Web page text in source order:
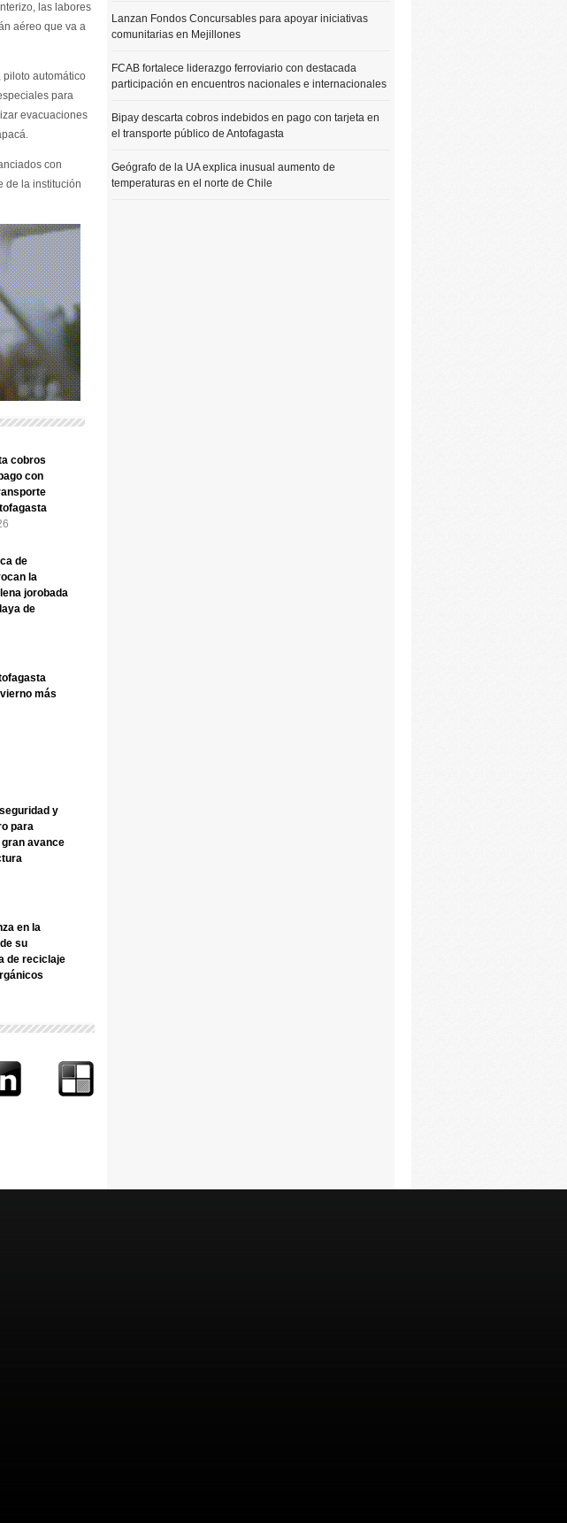
las labores
aéreo que va a
piloto automático
para
evacuaciones
con
de la institución
cobros
con
de
la
jorobada
de
más
y
para
avance
en la
su
de reciclaje
Lanzan Fondos Concursables para apoyar iniciativas
comunitarias en Mejillones
FCAB fortalece liderazgo ferroviario con destacada
participación en encuentros nacionales e internacionales
Bipay descarta cobros indebidos en pago con tarjeta en
el transporte público de Antofagasta
Geógrafo de la UA explica inusual aumento de
temperaturas en el norte de Chile